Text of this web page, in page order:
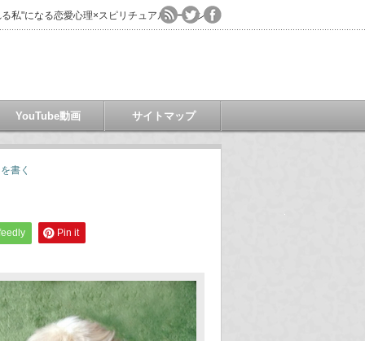
私"になる恋愛心理×スピリチュアルコーチング
YouTube動画 サイトマップ
書く
Pin it